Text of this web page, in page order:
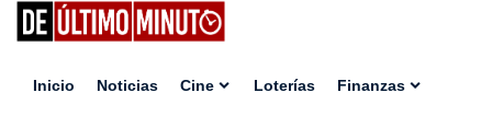
Inicio Noticias Cine Loterías Finanzas